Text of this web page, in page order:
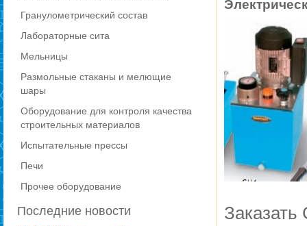
Гранулометрический состав
Лабораторные сита
Мельницы
Размольные стаканы и мелющие
шары
Оборудование для контроля качества
строительных материалов
Испытательные прессы
Печи
Прочее оборудование
Последние новости Заказать